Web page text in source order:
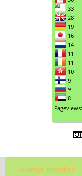
Alamat Redaksi: